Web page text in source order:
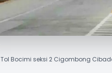
Tol Bocimi seksi 2 Cigombong